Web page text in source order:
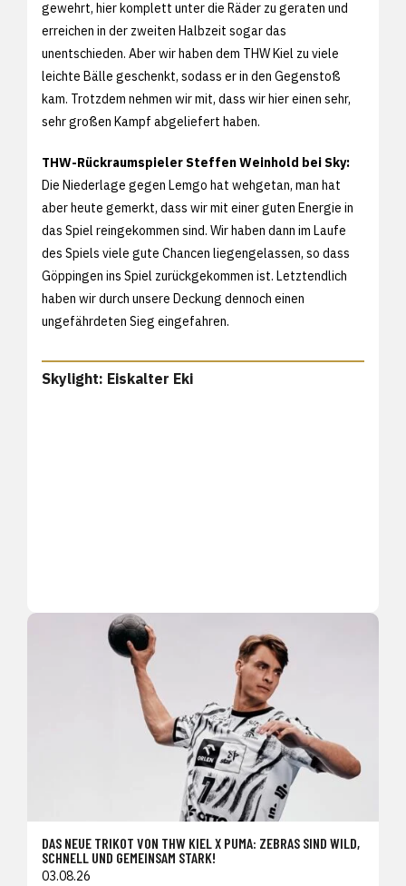
gewehrt, hier komplett unter die Räder zu geraten und
erreichen in der zweiten Halbzeit sogar das
unentschieden. Aber wir haben dem THW Kiel zu viele
leichte Bälle geschenkt, sodass er in den Gegenstoß
kam. Trotzdem nehmen wir mit, dass wir hier einen sehr,
sehr großen Kampf abgeliefert haben.
THW-Rückraumspieler Steffen Weinhold bei Sky:
Die Niederlage gegen Lemgo hat wehgetan, man hat
aber heute gemerkt, dass wir mit einer guten Energie in
das Spiel reingekommen sind. Wir haben dann im Laufe
des Spiels viele gute Chancen liegengelassen, so dass
Göppingen ins Spiel zurückgekommen ist. Letztendlich
haben wir durch unsere Deckung dennoch einen
ungefährdeten Sieg eingefahren.
Skylight: Eiskalter Eki
DAS NEUE TRIKOT VON THW KIEL X PUMA: ZEBRAS SIND WILD,
SCHNELL UND GEMEINSAM STARK!
03.08.26